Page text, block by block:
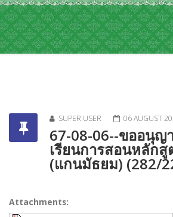
SUPER USER 06 AUGUST
67-08-06--ขออนุญ
เรียนการสอนหลัก
(แกนมัธยม) (282/
Attachments: